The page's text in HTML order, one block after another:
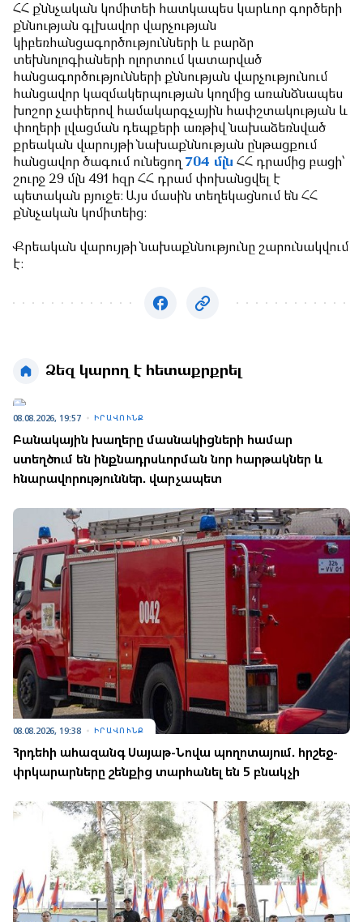
ՀՀ քննչական կոմիտեի հատկապես կարևոր գործերի
քննության գլխավոր վարչության
կիբեռհանցագործությունների և բարձր
տեխնոլոգիաների ոլորտում կատարված
հանցագործությունների քննության վարչությունում
հանցավոր կազմակերպության կողմից առանձնապես
խոշոր չափերով համակարգչային հափշտակության և
փողերի լվացման դեպքերի առթիվ նախաձեռնված
քրեական վարույթի նախաքննության ընթացքում
հանցավոր ծագում ունեցող 704 մլն ՀՀ դրամից բացի՝
շուրջ 29 մլն 491 հզր ՀՀ դրամ փոխանցվել է
պետական բյուջե: Այս մասին տեղեկացնում են ՀՀ
քննչական կոմիտեից:
Քրեական վարույթի նախաքննությունը շարունակվում
է:
Ձեզ կարող է հետաքրքրել
08.08.2026, 19:57 ԻՐԱՎՈՒՆՔ
Բանակային խաղերը մասնակիցների համար
ստեղծում են ինքնադրսևորման նոր հարթակներ և
հնարավորություններ. վարչապետ
08.08.2026, 19:38 ԻՐԱՎՈՒՆՔ
Հրդեհի ահազանգ Սայաթ-Նովա պողոտայում. հրշեջ-
փրկարարները շենքից տարհանել են 5 բնակչի